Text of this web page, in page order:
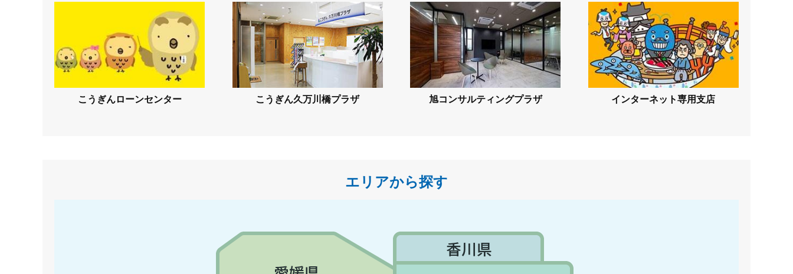
こうぎんローンセンター こうぎん久万川橋プラザ 旭コンサルティングプラザ インターネット専用支店
エリアから探す